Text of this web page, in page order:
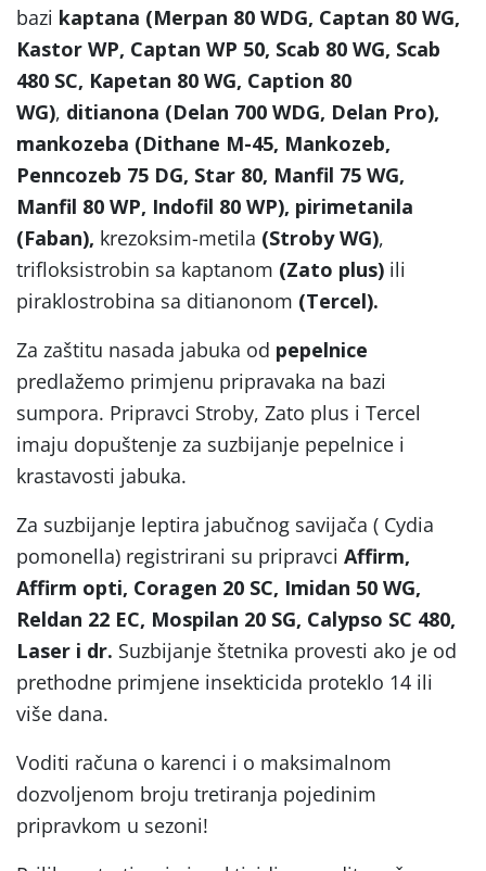
bazi kaptana (Merpan 80 WDG, Captan 80 WG,
Kastor WP, Captan WP 50, Scab 80 WG, Scab
480 SC, Kapetan 80 WG, Caption 80
WG), ditianona (Delan 700 WDG, Delan Pro),
mankozeba (Dithane M-45, Mankozeb,
Penncozeb 75 DG, Star 80, Manfil 75 WG,
Manfil 80 WP, Indofil 80 WP), pirimetanila
(Faban), krezoksim-metila (Stroby WG),
trifloksistrobin sa kaptanom (Zato plus) ili
piraklostrobina sa ditianonom (Tercel).
Za zaštitu nasada jabuka od pepelnice
predlažemo primjenu pripravaka na bazi
sumpora. Pripravci Stroby, Zato plus i Tercel
imaju dopuštenje za suzbijanje pepelnice i
krastavosti jabuka.
Za suzbijanje leptira jabučnog savijača ( Cydia
pomonella) registrirani su pripravci Affirm,
Affirm opti, Coragen 20 SC, Imidan 50 WG,
Reldan 22 EC, Mospilan 20 SG, Calypso SC 480,
Laser i dr. Suzbijanje štetnika provesti ako je od
prethodne primjene insekticida proteklo 14 ili
više dana.
Voditi računa o karenci i o maksimalnom
dozvoljenom broju tretiranja pojedinim
pripravkom u sezoni!